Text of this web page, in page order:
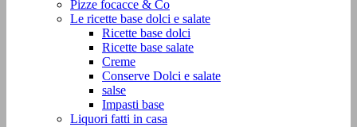
Pizze focacce & Co
Le ricette base dolci e salate
Ricette base dolci
Ricette base salate
Creme
Conserve Dolci e salate
salse
Impasti base
Liquori fatti in casa